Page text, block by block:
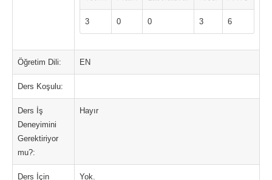
3 0 0 3 6
Öğretim Dili: EN
Ders Koşulu:
Ders İş
Deneyimini
Gerektiriyor
mu?:
Hayır
Ders İçin
Yok.